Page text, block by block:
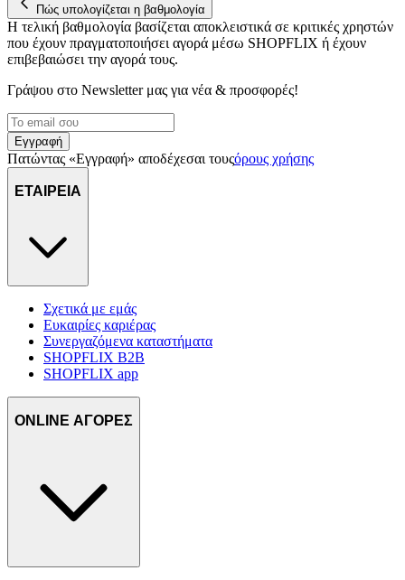
στη συσκευή σας, με σκοπό την προβολή εξατομικευμένων
διαφημίσεων και περιεχομένου, τις μετρήσεις σχετικά με
διαφημίσεις και περιεχόμενο, την καλύτερη εικόνα του κοινού
μας και την ανάπτυξη προϊόντων. Επίσης, κοινοποιούμε
τοποθεσίας μας στους συνεργάτες μέσων κοινωνικής
δικτύωσης, διαφημίσεων και ανάλυσης.
Πώς υπολογίζεται η βαθμολογία
Η τελική βαθμολογία βασίζεται αποκλειστικά σε κριτικές χρηστών
που έχουν πραγματοποιήσει αγορά μέσω SHOPFLIX ή έχουν
επιβεβαιώσει την αγορά τους.
Γράψου στο Νewsletter μας για νέα & προσφορές!
Εγγραφή
Πατώντας «Εγγραφή» αποδέχεσαι τουςόρους χρήσης
ΕΤΑΙΡΕΙΑ
Σχετικά με εμάς
Ευκαιρίες καριέρας
Συνεργαζόμενα καταστήματα
SHOPFLIX B2B
SHOPFLIX app
ONLINE ΑΓΟΡΕΣ